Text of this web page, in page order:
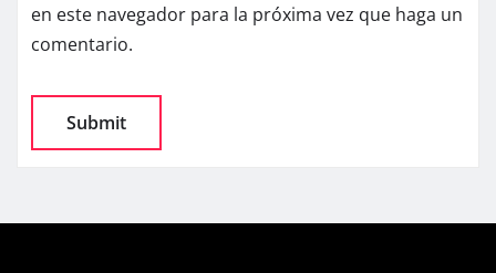
en este navegador para la próxima vez que haga un
comentario.